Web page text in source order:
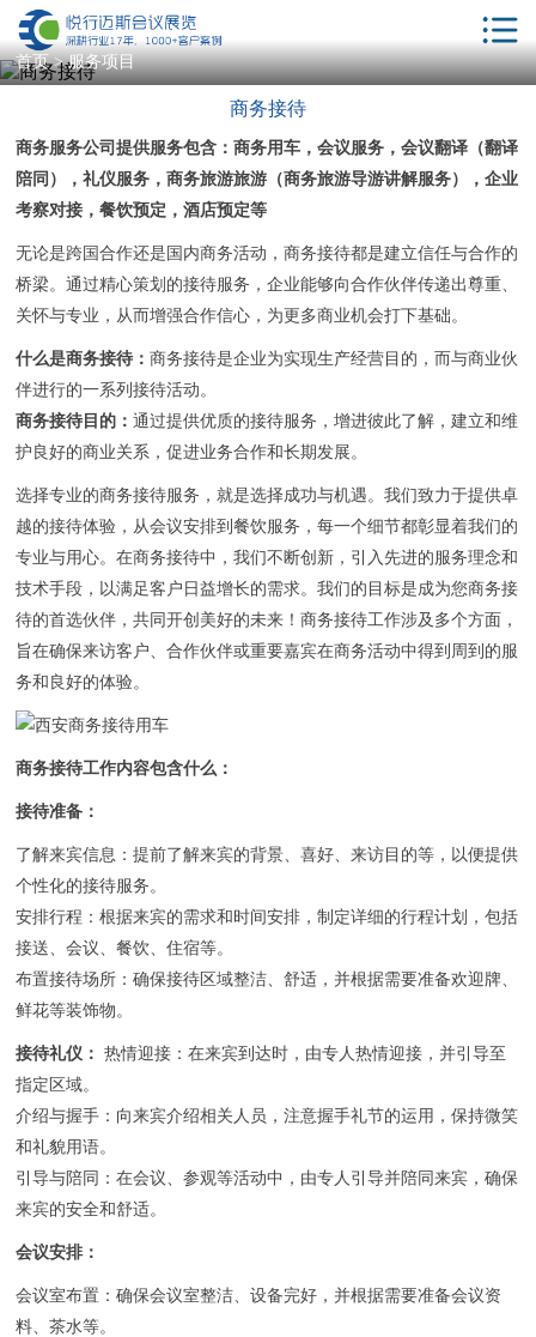
首页
服务项目
会议酒店
年会策划
相关服务
客户案例
新闻动态
会议学院
关于我们
联系我们
首页>服务项目
商务接待
商务服务公司提供服务包含：商务用车 ，会议服务 ，会议翻译 （翻译
陪同），礼仪服务 ，商务旅游旅游 （商务旅游导游讲解服务），企业
考察对接 ，餐饮预定 ，酒店预定等
无论是跨国合作还是国内商务活动，商务接待都是建立信任与合作的
桥梁。通过精心策划的接待服务，企业能够向合作伙伴传递出尊重、
关怀与专业，从而增强合作信心，为更多商业机会打下基础。
什么是商务接待：商务接待是企业为实现生产经营目的，而与商业伙
伴进行的一系列接待活动。
商务接待目的‌：通过提供优质的接待服务，增进彼此了解，建立和维
护良好的商业关系，促进业务合作和长期发展。
选择专业的商务接待服务，就是选择成功与机遇。我们致力于提供卓
越的接待体验，从会议安排到餐饮服务，每一个细节都彰显着我们的
专业与用心。在商务接待中，我们不断创新，引入先进的服务理念和
技术手段，以满足客户日益增长的需求。我们的目标是成为您商务接
待的首选伙伴，共同开创美好的未来！商务接待工作涉及多个方面，
旨在确保来访客户、合作伙伴或重要嘉宾在商务活动中得到周到的服
务和良好的体验。
商务接待工作内容包含什么：
‌接待准备‌：
‌了解来宾信息‌：提前了解来宾的背景、喜好、来访目的等，以便提供
个性化的接待服务。
安排行程‌：根据来宾的需求和时间安排，制定详细的行程计划，包括
接送、会议、餐饮、住宿等。
布置接待场所‌：确保接待区域整洁、舒适，并根据需要准备欢迎牌、
鲜花等装饰物。
‌接待礼仪‌： ‌热情迎接‌：在来宾到达时，由专人热情迎接，并引导至
指定区域。
介绍与握手‌：向来宾介绍相关人员，注意握手礼节的运用，保持微笑
和礼貌用语。
引导与陪同‌：在会议、参观等活动中，由专人引导并陪同来宾，确保
来宾的安全和舒适。
‌会议安排‌：
‌会议室布置‌：确保会议室整洁、设备完好，并根据需要准备会议资
料、茶水等。